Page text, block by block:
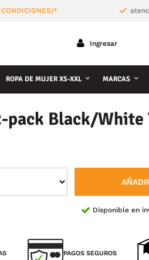
Ingresar
ROPA DE MUJER XS-XXL MARCAS
pack Black/
Disponible en
PAGOS SEGUROS